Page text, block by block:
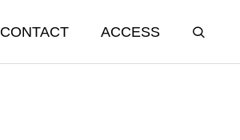
CONTACT ACCESS